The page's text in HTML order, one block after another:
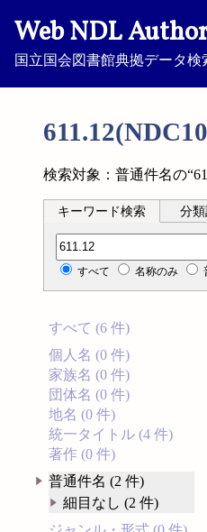
Web NDL
国立国会図書館典拠データ検
検索対象：普通件名の
キーワード検索 分
分類記号検索
すべて 名称のみ
すべて (6 件)
個人名 (0 件)
家族名 (0 件)
団体名 (0 件)
地名 (0 件)
統一タイトル (4 件)
著作 (0 件)
普通件名 (2 件)
細目なし (2 件)